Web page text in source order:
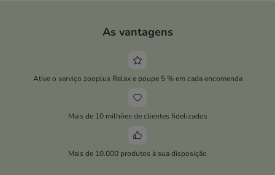
As vantagens
Ative o serviço zooplus Relax e poupe 5 % em cada encomenda
Mais de 10 milhões de clientes fidelizados
Mais de 10.000 produtos à sua disposição